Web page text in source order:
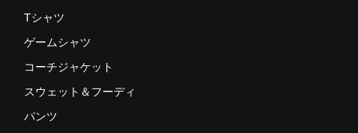
Tシャツ
ゲームシャツ
コーチジャケット
スウェット＆フーディ
パンツ